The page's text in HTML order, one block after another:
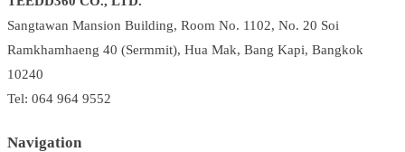
Sangtawan Mansion Building, Room No. 1102, No. 20 Soi
Ramkhamhaeng 40 (Sermmit), Hua Mak, Bang Kapi, Bangkok
10240
Tel: 064 964 9552
Navigation